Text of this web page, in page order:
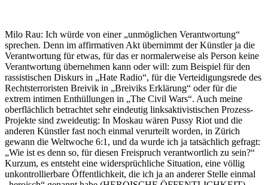
Milo Rau: Ich würde von einer „unmöglichen Verantwortung“
sprechen. Denn im affirmativen Akt übernimmt der Künstler ja die
Verantwortung für etwas, für das er normalerweise als Person keine
Verantwortung übernehmen kann oder will: zum Beispiel für den
rassistischen Diskurs in „Hate Radio“, für die Verteidigungsrede des
Rechtsterroristen Breivik in „Breiviks Erklärung“ oder für die
extrem intimen Enthüllungen in „The Civil Wars“. Auch meine
oberflächlich betrachtet sehr eindeutig linksaktivistischen Prozess-
Projekte sind zweideutig: In Moskau wären Pussy Riot und die
anderen Künstler fast noch einmal verurteilt worden, in Zürich
gewann die Weltwoche 6:1, und da wurde ich ja tatsächlich gefragt:
„Wie ist es denn so, für diesen Freispruch verantwortlich zu sein?“
Kurzum, es entsteht eine widersprüchliche Situation, eine völlig
unkontrollierbare Öffentlichkeit, die ich ja an anderer Stelle einmal